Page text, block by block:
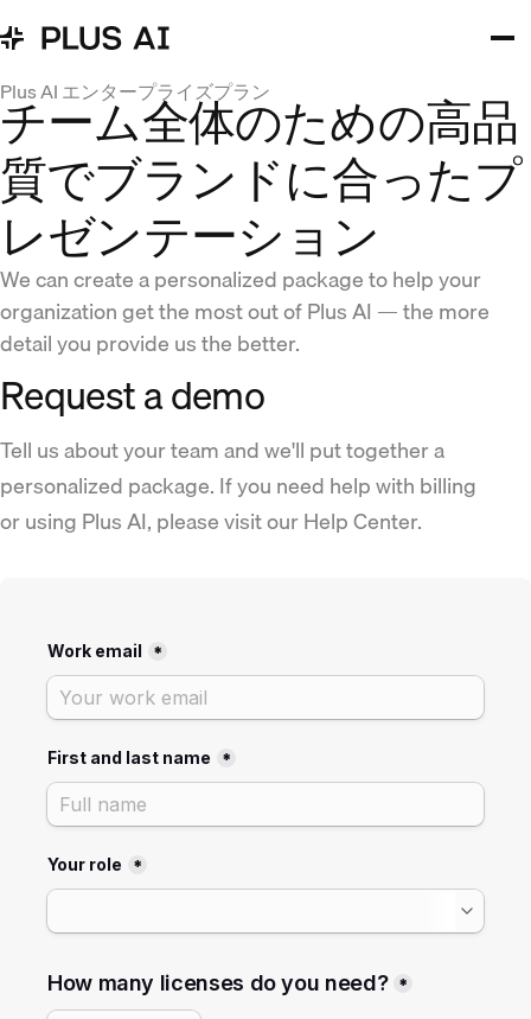
Plus AI エンタープライズプラン
チーム全体のための高品
質でブランドに合ったプ
レゼンテーション
We can create a personalized package to help your
organization get the most out of Plus AI — the more
detail you provide us the better.
Request a demo
Tell us about your team and we'll put together a
personalized package. If you need help with billing
or using Plus AI, please visit our Help Center.